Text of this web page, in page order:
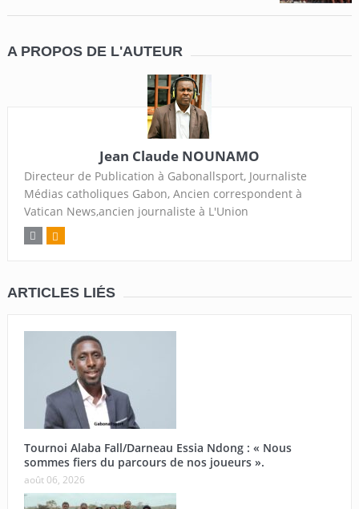
A PROPOS DE L'AUTEUR
Jean Claude NOUNAMO
Directeur de Publication à Gabonallsport, Journaliste
Médias catholiques Gabon, Ancien correspondent à
Vatican News,ancien journaliste à L'Union
ARTICLES LIÉS
Tournoi Alaba Fall/Darneau Essia Ndong : « Nous
sommes fiers du parcours de nos joueurs ».
août 06, 2026